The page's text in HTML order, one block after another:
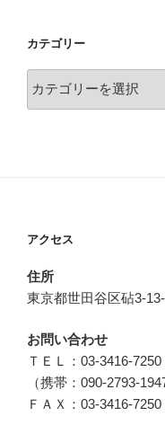
カテゴリー
アクセス
住所
東京都世田谷区砧3-
お問い合わせ
ＴＥＬ：03-3416-7250
（携帯：090-2793-1947
ＦＡＸ：03-3416-7250